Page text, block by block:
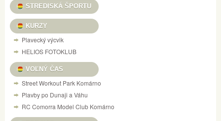
STREDISKÁ ŠPORTU
KURZY
Plavecký výcvik
HELIOS FOTOKLUB
VOĽNÝ ČAS
Street Workout Park Komárno
Plavby po Dunaji a Váhu
RC Comorra Model Club Komárno